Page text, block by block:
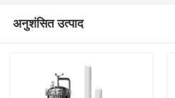
अनुशंसित उत्पाद